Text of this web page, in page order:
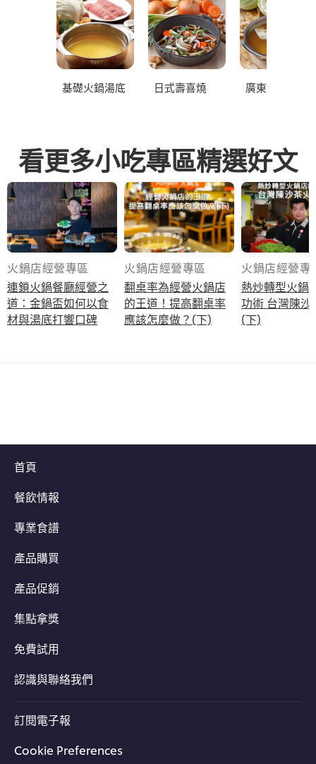
基礎火鍋湯底 日式壽喜燒 廣東汕頭鍋
看更多小吃專區精選好文
火鍋店經營專區
連鎖火鍋餐廳經營之
道：金鍋盃如何以食
材與湯底打響口碑
火鍋店經營專區
翻桌率為經營火鍋店
的王道！提高翻桌率
應該怎麼做？(下)
火鍋店經營專
熱炒轉型火鍋
功術 台灣陳沙茶火鍋
(下)
首頁
餐飲情報
專業食譜
產品購買
產品促銷
集點拿獎
免費試用
認識與聯絡我們
訂閱電子報
Cookie Preferences